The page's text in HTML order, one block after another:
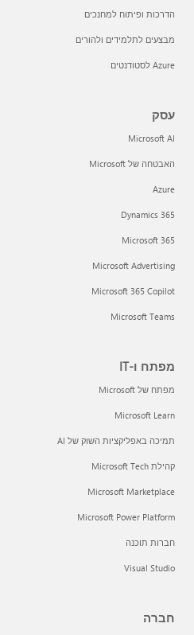
הדרכות ופיתוח למחנכים
מבצעים לתלמידים ולהורים
Azure לסטודנטים
עסק
Microsoft AI
האבטחה של Microsoft
Azure
Dynamics 365
Microsoft 365
Microsoft Advertising
Microsoft 365 Copilot
Microsoft Teams
מפתח ו-IT
מפתח של Microsoft
Microsoft Learn
תמיכה באפליקציות השוק של AI
קהילת Microsoft Tech
Microsoft Marketplace
Microsoft Power Platform
חברות תוכנה
Visual Studio
חברה